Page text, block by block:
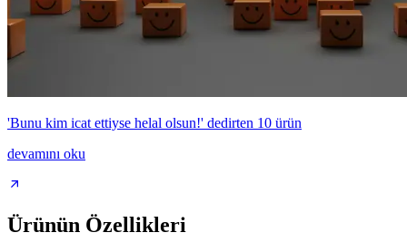
'Bunu kim icat ettiyse helal olsun!' dedirten 10 ürün
devamını oku
Ürünün Özellikleri